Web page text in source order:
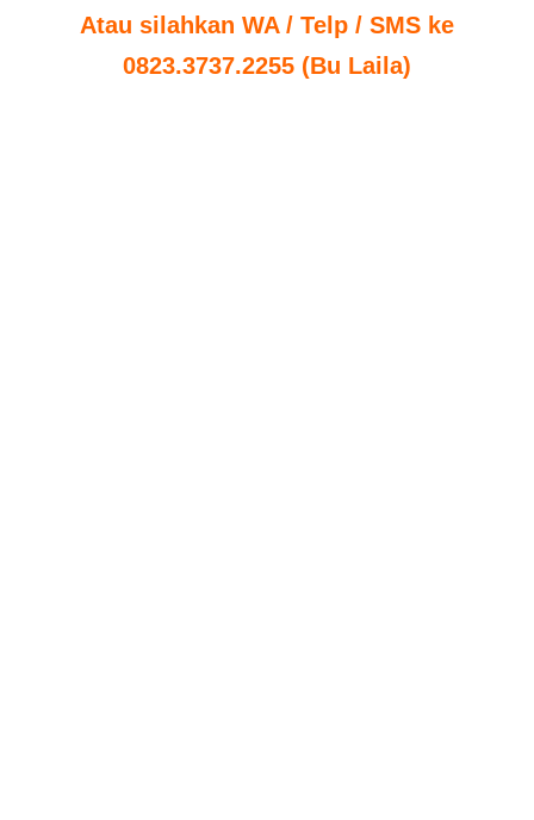
Atau silahkan WA / Telp / SMS ke
0823.3737.2255 (Bu Laila)